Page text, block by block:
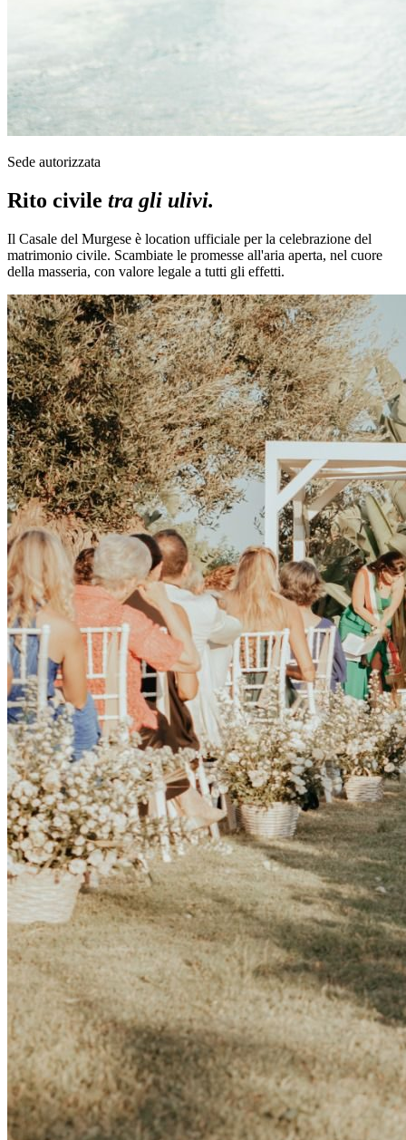
Sede autorizzata
Rito civile tra gli ulivi.
Il Casale del Murgese è location ufficiale per la celebrazione del
matrimonio civile. Scambiate le promesse all'aria aperta, nel cuore
della masseria, con valore legale a tutti gli effetti.